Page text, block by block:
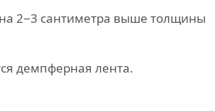
2−3 сантиметра выше толщины
демпферная лента.